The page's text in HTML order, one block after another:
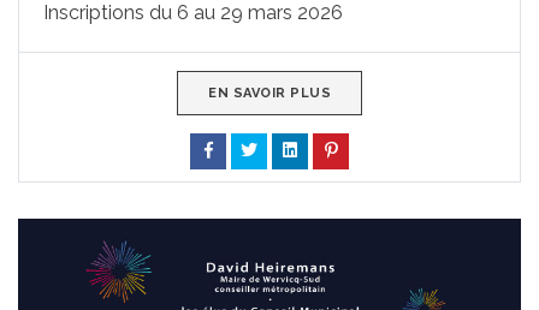
Inscriptions du 6 au 29 mars 2026
EN SAVOIR PLUS